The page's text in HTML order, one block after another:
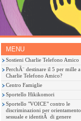
MENU
Sostieni Charlie Telefono Amico
PerchÃ¨ destinare il 5 per mille a
Charlie Telefono Amico?
Centro Famiglie
Sportello Hikikomori
Sportello "VOICE" contro le
discriminazioni per orientamento
sessuale e identitÃ di genere